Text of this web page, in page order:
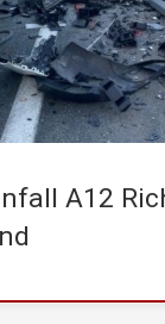
Person
aus dem
wurde […]
A12